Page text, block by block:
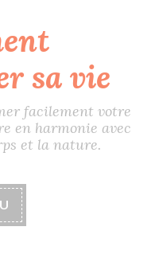
sa vie
facilement votre
en harmonie avec
et la nature.